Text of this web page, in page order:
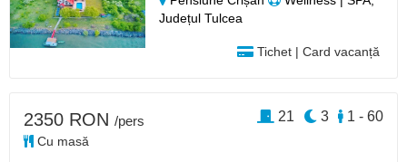
Județul Tulcea
Tichet | Card vacanță
2350 RON /pers
Cu masă
1 - 60
3
21